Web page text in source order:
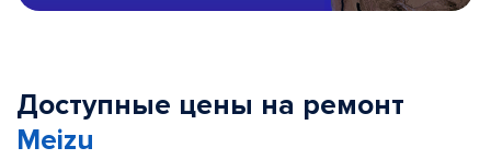
Доступные цены на ремонт
Meizu